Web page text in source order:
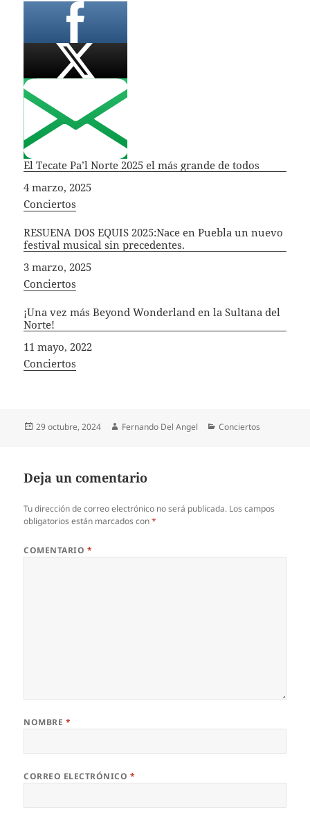
El Tecate Pa’l Norte 2025 el más grande de todos
Fecha
4 marzo, 2025
In relation to
Conciertos
RESUENA DOS EQUIS 2025:Nace en Puebla un nuevo
festival musical sin precedentes.
Fecha
3 marzo, 2025
In relation to
Conciertos
¡Una vez más Beyond Wonderland en la Sultana del
Norte!
Fecha
11 mayo, 2022
In relation to
Conciertos
Publicado
29 octubre, 2024 Autor
Fernando Del Angel Categorías
Conciertos
Deja un comentario
Tu dirección de correo electrónico no será publicada. Los campos
obligatorios están marcados con*
COMENTARIO *
NOMBRE *
CORREO ELECTRÓNICO *